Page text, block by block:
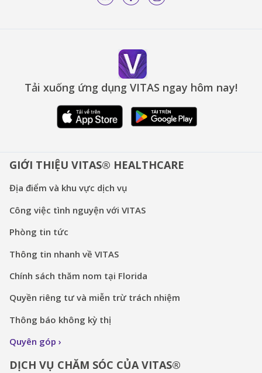
Tải xuống ứng dụng VITAS ngay hôm nay!
GIỚI THIỆU VITAS® HEALTHCARE
Địa điểm và khu vực dịch vụ
Công việc tình nguyện với VITAS
Phòng tin tức
Thông tin nhanh về VITAS
Chính sách thăm nom tại Florida
Quyền riêng tư và miễn trừ trách nhiệm
Thông báo không kỳ thị
Quyên góp
DỊCH VỤ CHĂM SÓC CỦA VITAS®